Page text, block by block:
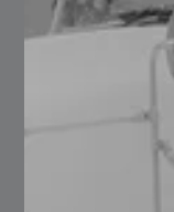
estimada de ~
el cual
la sometemos a
revenido) con
– 52 HRC máx.).